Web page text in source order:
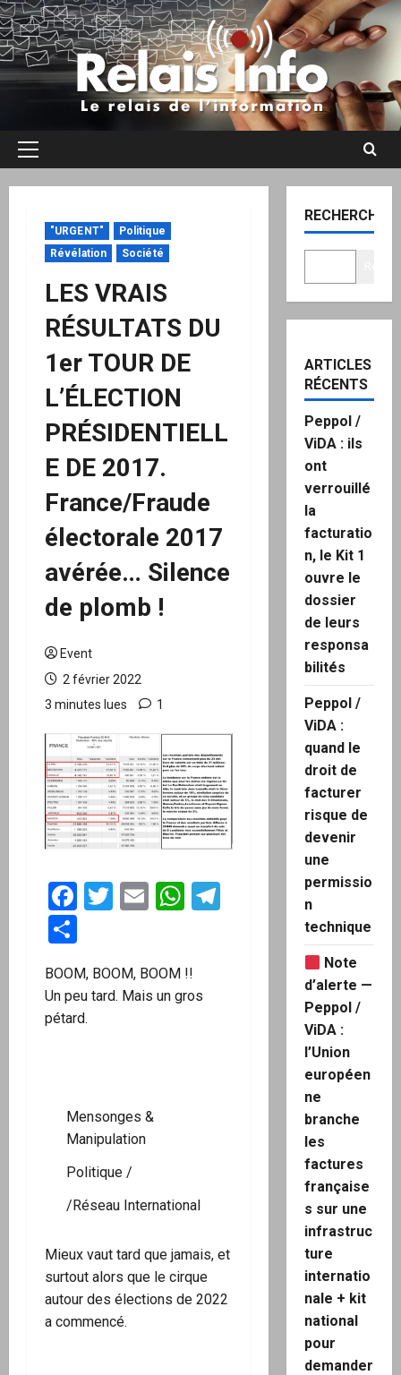
Aller
au
contenu
Menu
"URGENT"
Politique
Révélation
Société
LES VRAIS
RÉSULTATS DU
1er TOUR DE
L’ÉLECTION
PRÉSIDENTIELL
E DE 2017.
France/Fraude
électorale 2017
avérée… Silence
de plomb !
Event
2 février 2022
3 minutes lues
1
Facebook
Twitter
EmailWhatsApp
Telegram
BOOM, BOOM, BOOM !!
Un peu tard. Mais un gros
pétard.
Mensonges &
Manipulation
Politique /
/Réseau International
Mieux vaut tard que jamais, et
surtout alors que le cirque
autour des élections de 2022
a commencé.
RECHERCHER
ARTICLES
RÉCENTS
Peppol /
ViDA : ils
ont
verrouillé
la
facturatio
n, le Kit 1
ouvre le
dossier
de leurs
responsa
bilités
Peppol /
ViDA :
quand le
droit de
facturer
risque de
devenir
une
permissio
n
technique
Note
d’alerte —
Peppol /
ViDA :
l’Union
européen
ne
branche
les
factures
française
s sur une
infrastruc
ture
internatio
nale + kit
national
pour
demander